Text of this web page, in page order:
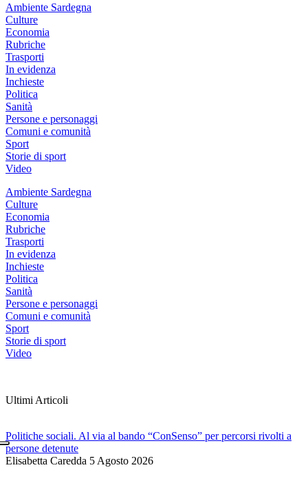
Ambiente Sardegna
Culture
Economia
Rubriche
Trasporti
In evidenza
Inchieste
Politica
Sanità
Persone e personaggi
Comuni e comunità
Sport
Storie di sport
Video
Ambiente Sardegna
Culture
Economia
Rubriche
Trasporti
In evidenza
Inchieste
Politica
Sanità
Persone e personaggi
Comuni e comunità
Sport
Storie di sport
Video
Ultimi Articoli
Politiche sociali. Al via al bando “ConSenso” per percorsi rivolti a
persone detenute
Elisabetta Caredda 5 Agosto 2026